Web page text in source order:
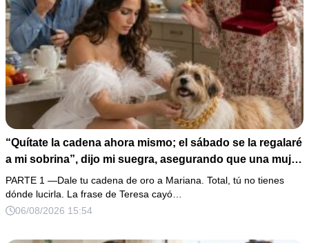
“Quítate la cadena ahora mismo; el sábado se la regalaré
a mi sobrina”, dijo mi suegra, asegurando que una mujer
con las manos marcadas por espinas no merecía 50
gramos de oro. Mi esposo guardó silencio, así que
obedecí con calma y le pedí que preparara la fiesta. Ella
PARTE 1 —Dale tu cadena de oro a Mariana. Total, tú no tienes
dónde lucirla. La frase de Teresa cayó…
06/08/2026 15:54